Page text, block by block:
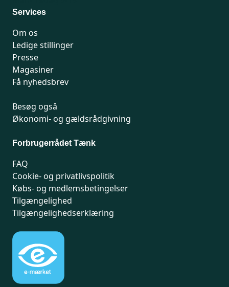
Services
Om os
Ledige stillinger
Presse
Magasiner
Få nyhedsbrev
Besøg også
Økonomi- og gældsrådgivning
Forbrugerrådet Tænk
FAQ
Cookie- og privatlivspolitik
Købs- og medlemsbetingelser
Tilgængelighed
Tilgængelighedserklæring